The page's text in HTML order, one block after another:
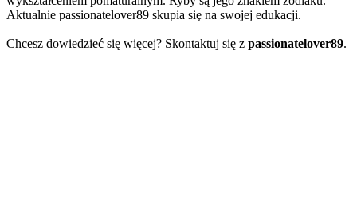
Aktualnie passionatelover89 skupia się na swojej edukacji.
Chcesz dowiedzieć się więcej? Skontaktuj się z passionatelover89.